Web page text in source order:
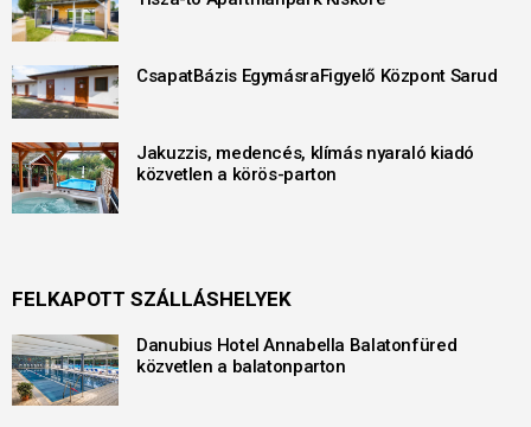
CsapatBázis EgymásraFigyelő Központ Sarud
Jakuzzis, medencés, klímás nyaraló kiadó
közvetlen a körös-parton
FELKAPOTT SZÁLLÁSHELYEK
Danubius Hotel Annabella Balatonfüred
közvetlen a balatonparton